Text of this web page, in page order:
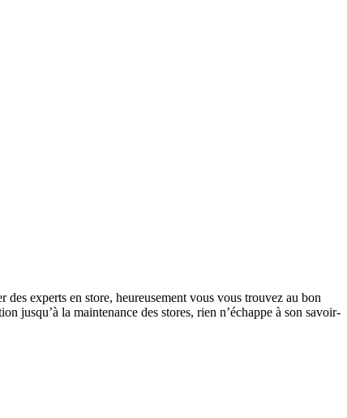
experts en store, heureusement vous vous trouvez au bon
jusqu’à la maintenance des stores, rien n’échappe à son savoir-